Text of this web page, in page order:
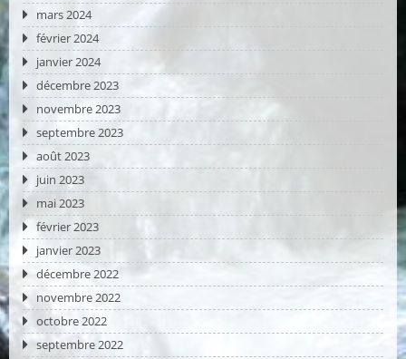
mars 2024
février 2024
janvier 2024
décembre 2023
novembre 2023
septembre 2023
août 2023
juin 2023
mai 2023
février 2023
janvier 2023
décembre 2022
novembre 2022
octobre 2022
septembre 2022